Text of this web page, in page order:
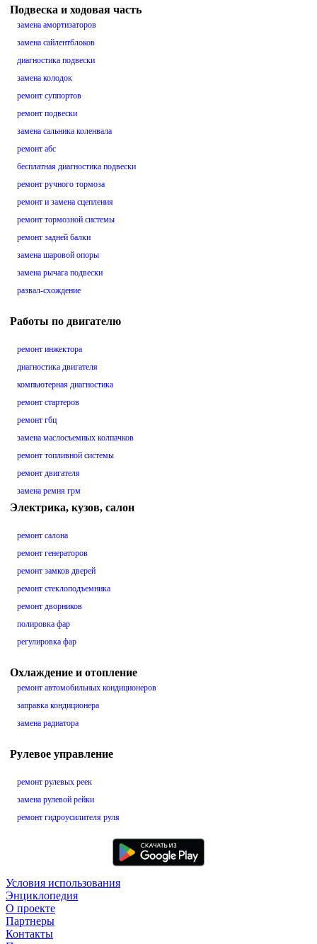
Подвеска и ходовая часть
замена амортизаторов
замена сайлентблоков
диагностика подвески
замена колодок
ремонт суппортов
ремонт подвески
замена сальника коленвала
ремонт абс
бесплатная диагностика подвески
ремонт ручного тормоза
ремонт и замена сцепления
ремонт тормозной системы
ремонт задней балки
замена шаровой опоры
замена рычага подвески
развал-схождение
Работы по двигателю
ремонт инжектора
диагностика двигателя
компьютерная диагностика
ремонт стартеров
ремонт гбц
замена маслосъемных колпачков
ремонт топливной системы
ремонт двигателя
замена ремня грм
Электрика, кузов, салон
ремонт салона
ремонт генераторов
ремонт замков дверей
ремонт стеклоподъемника
ремонт дворников
полировка фар
регулировка фар
Охлаждение и отопление
ремонт автомобильных кондиционеров
заправка кондиционера
замена радиатора
Рулевое управление
ремонт рулевых реек
замена рулевой рейки
ремонт гидроусилителя руля
Условия использования
Энциклопедия
О проекте
Партнеры
Контакты